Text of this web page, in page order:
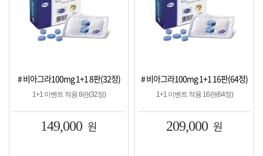
# 비아그라100mg 1+1 8판(32정)
1+1 이벤트 적용 8판(32정)
149,000 원
# 비아그라100mg 1+1 16판(64정)
1+1 이벤트 적용 16판(64정)
209,000 원